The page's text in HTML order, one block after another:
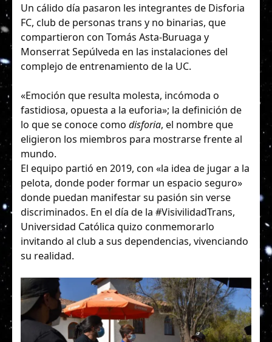
Un cálido día pasaron les integrantes de Disforia
FC, club de personas trans y no binarias, que
compartieron con Tomás Asta-Buruaga y
Monserrat Sepúlveda en las instalaciones del
complejo de entrenamiento de la UC.
«Emoción que resulta molesta, incómoda o
fastidiosa, opuesta a la euforia»; la definición de
lo que se conoce como disforia, el nombre que
eligieron los miembros para mostrarse frente al
mundo.
El equipo partió en 2019, con «la idea de jugar a la
pelota, donde poder formar un espacio seguro»
donde puedan manifestar su pasión sin verse
discriminados. En el día de la #VisivilidadTrans,
Universidad Católica quizo conmemorarlo
invitando al club a sus dependencias, vivenciando
su realidad.